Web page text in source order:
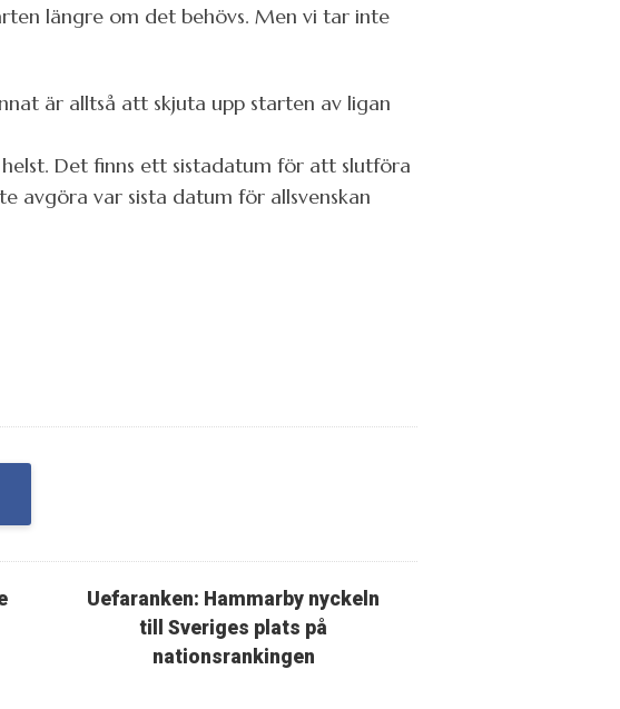
längre om det behövs. Men vi tar inte
är alltså att skjuta upp starten av ligan
Det finns ett sistadatum för att slutföra
avgöra var sista datum för allsvenskan
Uefaranken: Hammarby nyckeln
till Sveriges plats på
nationsrankingen